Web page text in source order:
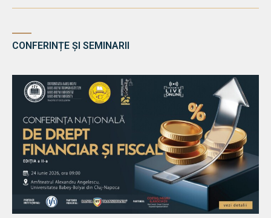
CONFERINȚE ȘI SEMINARII